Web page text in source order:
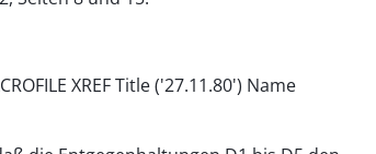
XREF Title ('27.11.80') Name